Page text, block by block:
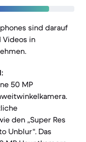
sind darauf
Videos in
50 MP
den „Super Res
Unblur“. Das